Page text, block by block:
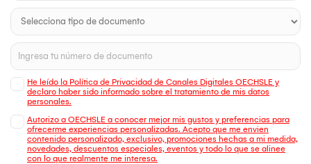
He leído la Política de Privacidad de Canales Digitales OECHSLE y
declaro haber sido informado sobre el tratamiento de mis datos
personales.
Autorizo a OECHSLE a conocer mejor mis gustos y preferencias para
ofrecerme experiencias personalizadas. Acepto que me envien
contenido personalizado, exclusivo, promociones hechas a mi medida,
novedades, descuentos especiales, eventos y todo lo que se alinee
con lo que realmente me interesa.